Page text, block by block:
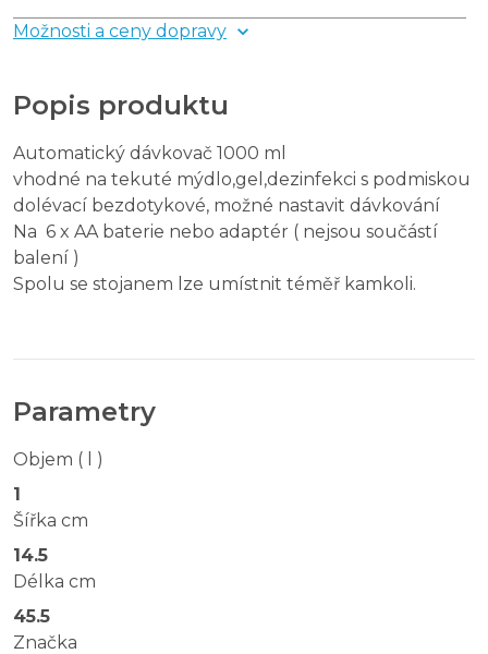
Možnosti a ceny dopravy
Popis produktu
Automatický dávkovač 1000 ml
vhodné na tekuté mýdlo,gel,dezinfekci s podmiskou
dolévací bezdotykové, možné nastavit dávkování
Na 6 x AA baterie nebo adaptér ( nejsou součástí
balení )
Spolu se stojanem lze umístnit téměř kamkoli.
Parametry
Objem ( l )
1
Šířka cm
14.5
Délka cm
45.5
Značka